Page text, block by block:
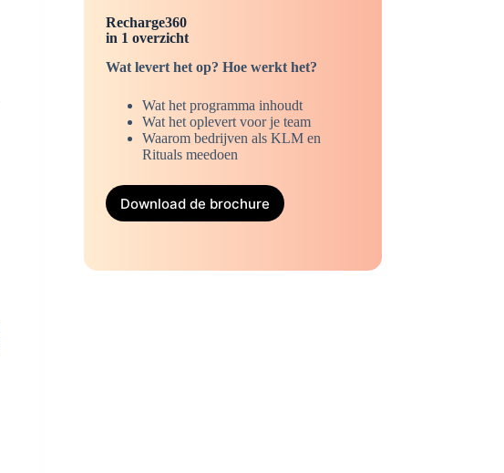
Recharge360
in 1 overzicht
Wat levert het op? Hoe werkt het?
Wat het programma inhoudt
Wat het oplevert voor je team
Waarom bedrijven als KLM en
Rituals meedoen
Download de brochure